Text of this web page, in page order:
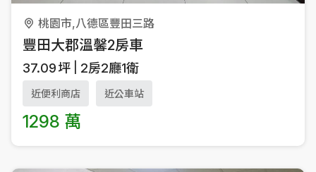
桃園市,八德區豐田三路
豐田大郡溫馨2房車
37.09坪 2房2廳1衛
近便利商店 近公車站
1298 萬